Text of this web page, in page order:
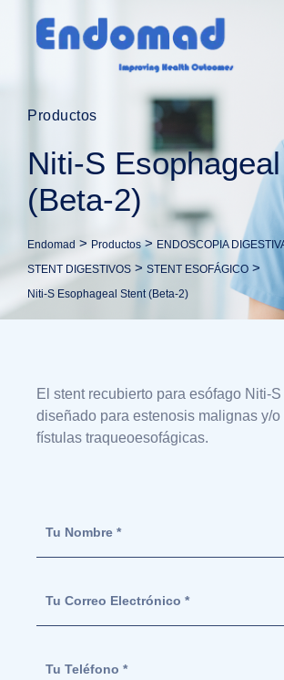
Productos
Niti-S
(Beta-2)
Endomad > Productos> ENDOSCOPIA
STENT DIGESTIVOS > STENT ESOFÁGICO >
Niti-S Esophageal Stent (Beta-2)
El stent recubierto para esófago Niti-
diseñado para estenosis malignas y/
fístulas traqueoesofágicas.